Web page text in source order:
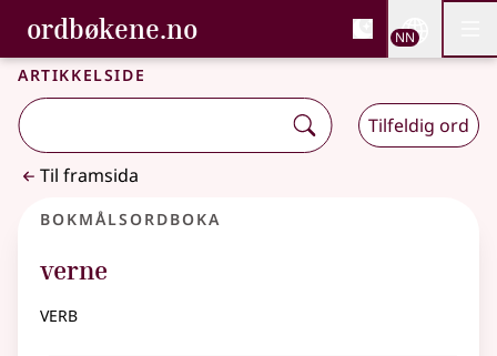
Gå til hovudinnhald
Tilgjenge
ordbøkene.no, Bokmålsordboka og
Bokmålsordboka og Nynorskordboka
NN
Artikkelside
Tilfeldig ord
Til framsida
Bokmålsordboka
verne
verb